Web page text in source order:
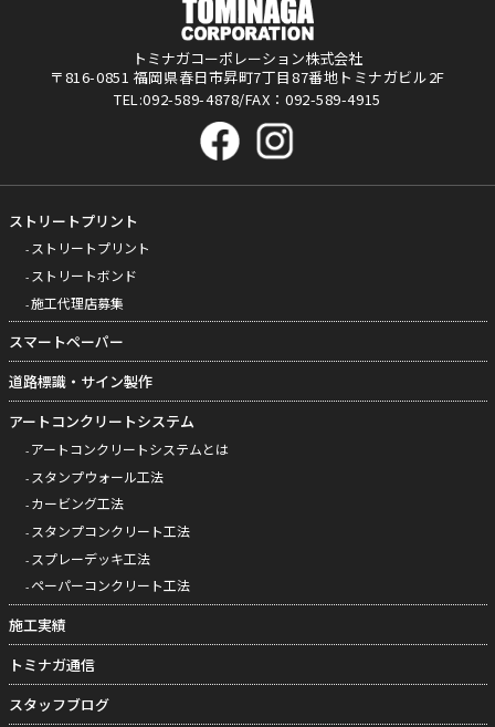
トミナガコーポレーション株式会社
〒816-0851 福岡県春日市昇町7丁目87番地トミナガビル2F
TEL:092-589-4878/FAX：092-589-4915
ストリートプリント
ストリートプリント
ストリートボンド
施工代理店募集
スマートペーパー
道路標識・サイン製作
アートコンクリートシステム
アートコンクリートシステムとは
スタンプウォール工法
カービング工法
スタンプコンクリート工法
スプレーデッキ工法
ペーパーコンクリート工法
施工実績
トミナガ通信
スタッフブログ